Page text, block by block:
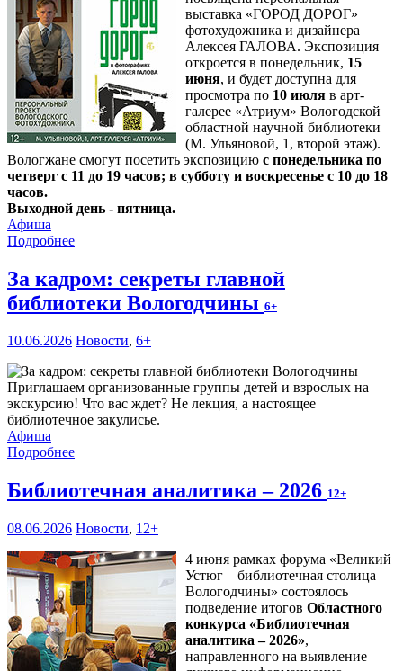
выставка «ГОРОД ДОРОГ»
фотохудожника и дизайнера
Алексея ГАЛОВА. Экспозиция
откроется в понедельник, 15
июня, и будет доступна для
просмотра по 10 июля в арт-
галерее «Атриум» Вологодской
областной научной библиотеки
(М. Ульяновой, 1, второй этаж).
Вологжане смогут посетить экспозицию с понедельника по
четверг с 11 до 19 часов; в субботу и воскресенье с 10 до 18
часов.
Выходной день - пятница.
Афиша
Подробнее
За кадром: секреты главной
библиотеки Вологодчины 6+
10.06.2026 Новости, 6+
Приглашаем организованные группы детей и взрослых на
экскурсию! Что вас ждет? Не лекция, а настоящее
библиотечное закулисье.
Афиша
Подробнее
Библиотечная аналитика – 2026 12+
08.06.2026 Новости, 12+
4 июня рамках форума «Великий
Устюг – библиотечная столица
Вологодчины» состоялось
подведение итогов Областного
конкурса «Библиотечная
аналитика – 2026»,
направленного на выявление